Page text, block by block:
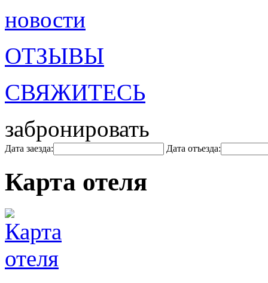
новости
ОТЗЫВЫ
СВЯЖИТЕСЬ
забронировать
Дата заезда: Дата отъезда:
Карта отеля